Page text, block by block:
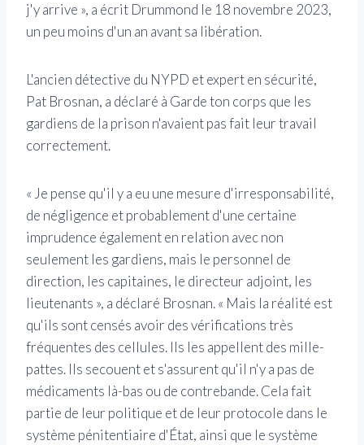
j'y arrive », a écrit Drummond le 18 novembre 2023,
un peu moins d'un an avant sa libération.
L'ancien détective du NYPD et expert en sécurité,
Pat Brosnan, a déclaré à Garde ton corps que les
gardiens de la prison n'avaient pas fait leur travail
correctement.
« Je pense qu'il y a eu une mesure d'irresponsabilité,
de négligence et probablement d'une certaine
imprudence également en relation avec non
seulement les gardiens, mais le personnel de
direction, les capitaines, le directeur adjoint, les
lieutenants », a déclaré Brosnan. « Mais la réalité est
qu'ils sont censés avoir des vérifications très
fréquentes des cellules. Ils les appellent des mille-
pattes. Ils secouent et s'assurent qu'il n'y a pas de
médicaments là-bas ou de contrebande. Cela fait
partie de leur politique et de leur protocole dans le
système pénitentiaire d'État, ainsi que le système